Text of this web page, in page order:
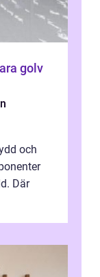
golv
och
Där